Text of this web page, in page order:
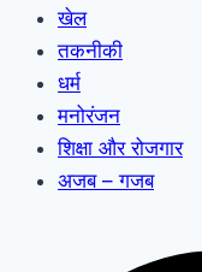
खेल
तकनीकी
धर्म
मनोरंजन
शिक्षा और रोजगार
अजब – गजब